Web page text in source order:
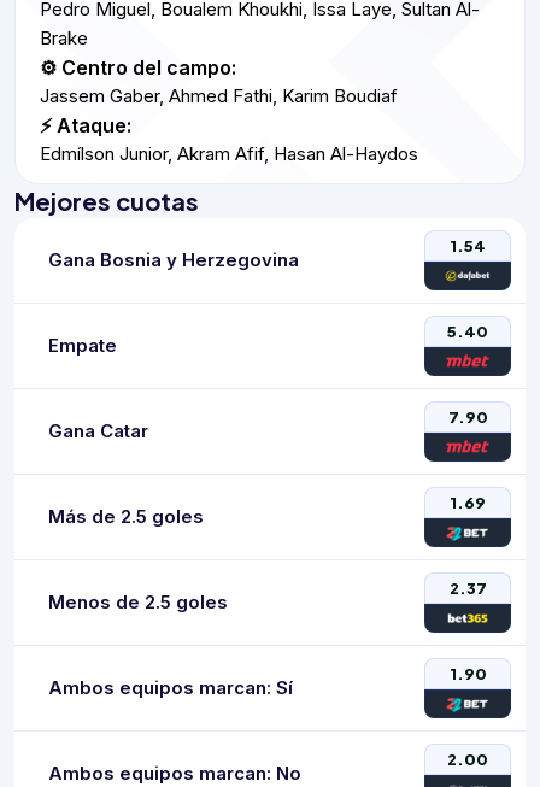
Pedro Miguel, Boualem Khoukhi, Issa Laye, Sultan Al-
Brake
⚙️ Centro del campo:
Jassem Gaber, Ahmed Fathi, Karim Boudiaf
⚡ Ataque:
Edmílson Junior, Akram Afif, Hasan Al-Haydos
Mejores cuotas
Gana Bosnia y Herzegovina
1.54
Empate
5.40
Gana Catar
7.90
Más de 2.5 goles
1.69
Menos de 2.5 goles
2.37
Ambos equipos marcan: Sí
1.90
Ambos equipos marcan: No
2.00